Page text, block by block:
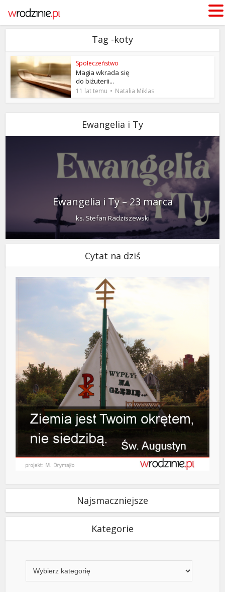
Tag -koty
Społeczeństwo
Magia wkrada się
do biżuterii...
11 lat temu Natalia Miklas
Ewangelia i Ty
Ewangelia i Ty – 23 marca
ks. Stefan Radziszewski
Cytat na dziś
Najsmaczniejsze
Kategorie